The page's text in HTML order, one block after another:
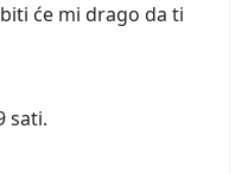
će mi drago da ti
sati.